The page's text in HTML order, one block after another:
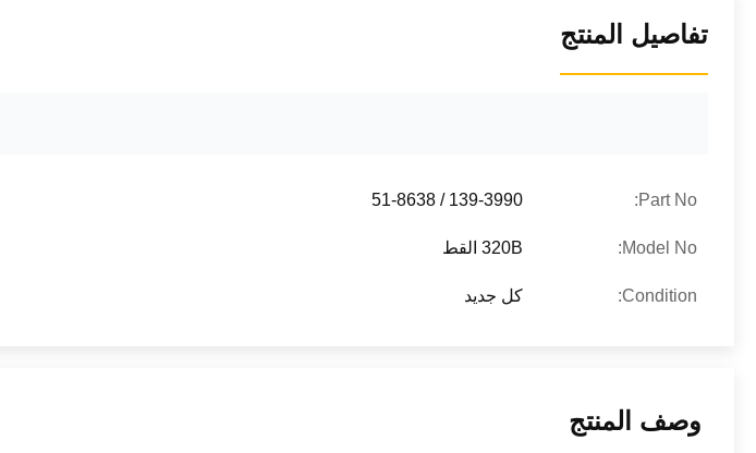
تفاصيل المنتج
Part No:
139-3990 / 51-8638
Model No: 320B القط
Condition: كل جديد
وصف المنتج